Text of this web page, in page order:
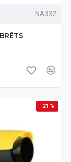
NA332
-21 %